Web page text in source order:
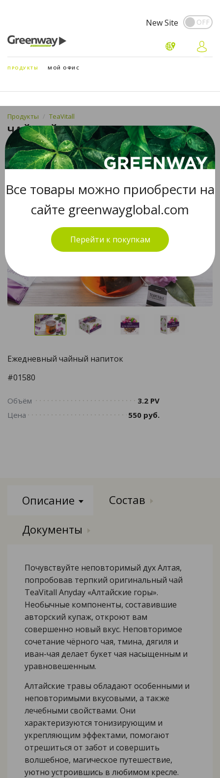
New Site
ПРОДУКТЫ МОЙ ОФИС
Все товары можно приобрести на
сайте greenwayglobal.com
Перейти к покупкам
Продукты TeaVitall
ЧАЙНЫЙ НАПИТОК TEAVITALL
ANYDAY “ALTAI MOUNTAINS”
Ежедневный чайный напиток
#01580
Объём
3.2 PV
Цена
550 руб.
Описание
Состав
Документы
Почувствуйте неповторимый дух Алтая,
попробовав терпкий оригинальный чай
TeaVitall Anyday «Алтайские горы».
Необычные компоненты, составившие
авторский купаж, откроют вам
совершенно новый вкус. Неповторимое
сочетание чёрного чая, тмина, дягиля и
иван-чая делает букет чая насыщенным и
уравновешенным.
Алтайские травы обладают особенными и
неповторимыми вкусовыми, а также
лечебными свойствами. Они
характеризуются тонизирующим и
укрепляющим эффектами, помогают
отрешиться от забот и совершить
волшебное, магическое путешествие,
уютно устроившись в любимом кресле.